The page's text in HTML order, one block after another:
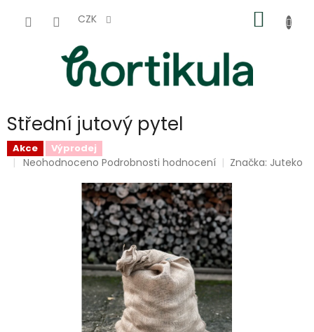
CZK
KOŠÍK
Střední jutový pytel
Akce Výprodej
Průměrné
Neohodnoceno Podrobnosti hodnocení Značka: Juteko